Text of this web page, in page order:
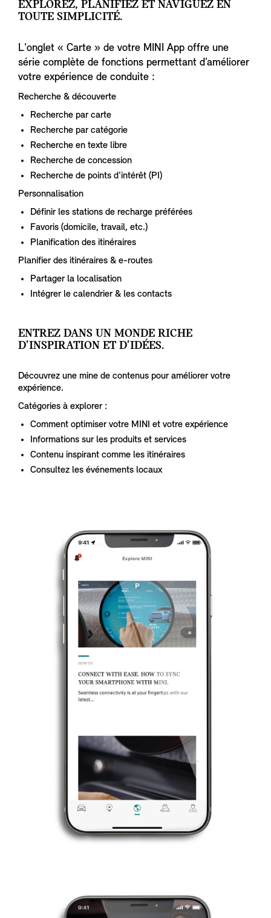
EXPLOREZ, PLANIFIEZ ET NAVIGUEZ EN
TOUTE SIMPLICITÉ.
L'onglet « Carte » de votre MINI App offre une
série complète de fonctions permettant d’améliorer
votre expérience de conduite :
Recherche & découverte
Recherche par carte
Recherche par catégorie
Recherche en texte libre
Recherche de concession
Recherche de points d'intérêt (PI)
Personnalisation
Définir les stations de recharge préférées
Favoris (domicile, travail, etc.)
Planification des itinéraires
Planifier des itinéraires & e-routes
Partager la localisation
Intégrer le calendrier & les contacts
ENTREZ DANS UN MONDE RICHE
D'INSPIRATION ET D'IDÉES.
Découvrez une mine de contenus pour améliorer votre
expérience.
Catégories à explorer :
Comment optimiser votre MINI et votre expérience
Informations sur les produits et services
Contenu inspirant comme les itinéraires
Consultez les événements locaux